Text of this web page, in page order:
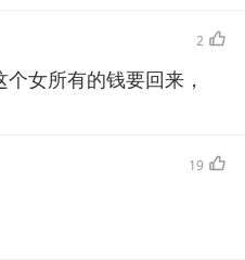
2
女所有的钱要回来，
19